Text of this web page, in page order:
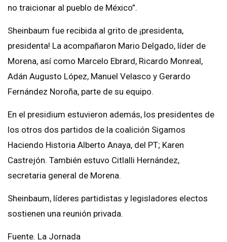
no traicionar al pueblo de México”.
Sheinbaum fue recibida al grito de ¡presidenta,
presidenta! La acompañaron Mario Delgado, líder de
Morena, así como Marcelo Ebrard, Ricardo Monreal,
Adán Augusto López, Manuel Velasco y Gerardo
Fernández Noroña, parte de su equipo.
En el presidium estuvieron además, los presidentes de
los otros dos partidos de la coalición Sigamos
Haciendo Historia Alberto Anaya, del PT; Karen
Castrejón. También estuvo Citlalli Hernández,
secretaria general de Morena.
Sheinbaum, líderes partidistas y legisladores electos
sostienen una reunión privada.
Fuente. La Jornada